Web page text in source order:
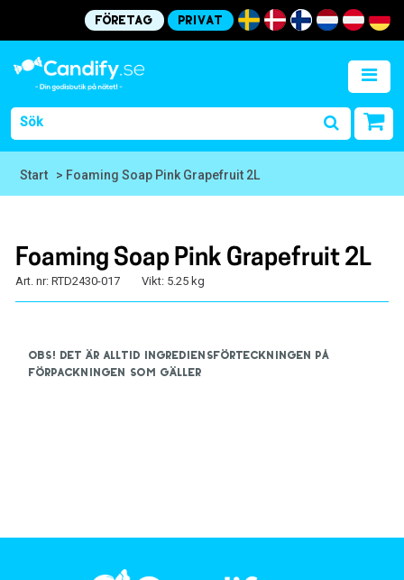
Företag Privat
Start > Foaming Soap Pink Grapefruit 2L
Foaming Soap Pink Grapefruit 2L
Art. nr: RTD2430-017 Vikt: 5.25 kg
OBS! Det är alltid ingrediensförteckningen på
förpackningen som gäller